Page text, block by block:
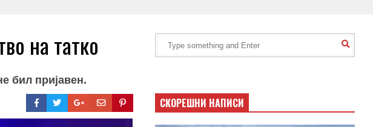
на татко
бил пријавен.
СКОРЕШНИ НАПИСИ